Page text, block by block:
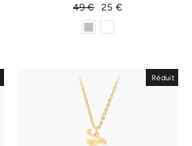
Prix
régulier
49 €
Prix
réduit
25 €
Réduit